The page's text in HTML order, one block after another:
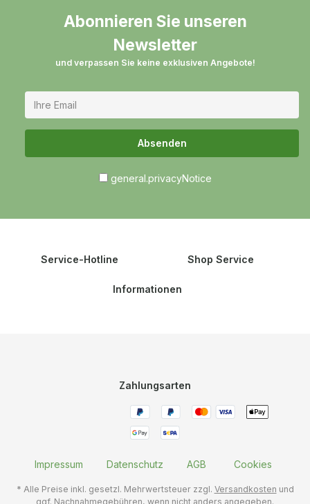
Abonnieren Sie unseren
Newsletter
und verpassen Sie keine exklusiven Angebote!
Absenden
general.privacyNotice
Service-Hotline Shop Service
Informationen
Zahlungsarten
Impressum Datenschutz AGB Cookies
* Alle Preise inkl. gesetzl. Mehrwertsteuer zzgl. Versandkosten und
ggf. Nachnahmegebühren, wenn nicht anders angegeben.